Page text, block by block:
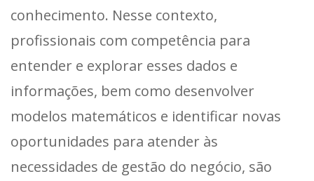
conhecimento. Nesse contexto,
profissionais com competência para
entender e explorar esses dados e
informações, bem como desenvolver
modelos matemáticos e identificar novas
oportunidades para atender às
necessidades de gestão do negócio, são